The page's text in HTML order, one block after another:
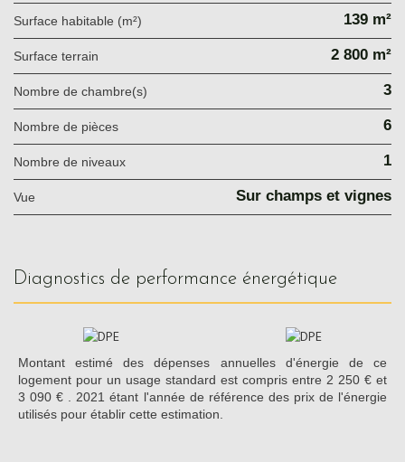
Surface habitable (m²) 139 m²
surface terrain 2 800 m²
Nombre de chambre(s) 3
Nombre de pièces 6
Nombre de niveaux 1
Vue Sur champs et vignes
diagnostics de performance énergétique
Montant estimé des dépenses annuelles d'énergie de ce
logement pour un usage standard est compris entre 2 250 € et
3 090 € . 2021 étant l'année de référence des prix de l'énergie
utilisés pour établir cette estimation.